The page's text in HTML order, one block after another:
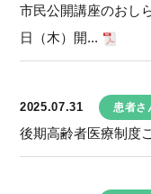
市民公開講座のお
日（木）開...
2025.07.31 患者さ
後期高齢者医療制度